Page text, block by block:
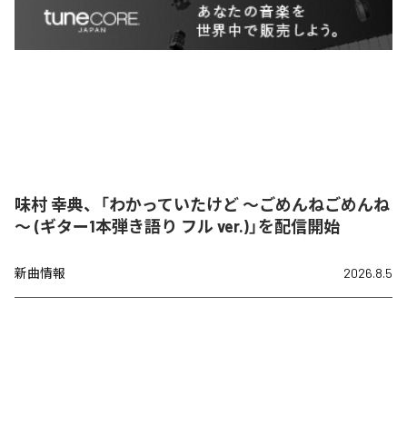
味村 幸典、「わかっていたけど ～ごめんねごめんね
～ (ギター1本弾き語り フル ver.)」を配信開始
新曲情報 2026.8.5